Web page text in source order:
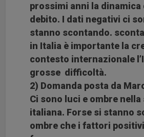
prossimi anni la
debito. I dati negativi ci
stanno scontando.
in Italia è importante la
contesto internazionale
grosse difficoltà.
2) Domanda posta da
Ci sono luci e ombre
italiana. Forse si stanno
ombre che i fattori